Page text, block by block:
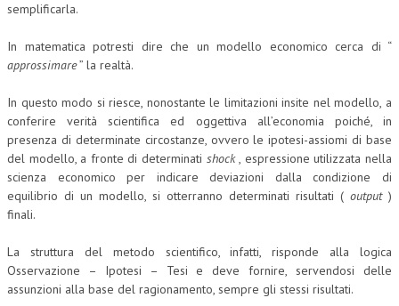
semplificarla.
In matematica potresti dire che un modello economico cerca di “
approssimare” la realtà.
In questo modo si riesce, nonostante le limitazioni insite nel modello, a
conferire verità scientifica ed oggettiva all’economia poiché, in
presenza di determinate circostanze, ovvero le ipotesi-assiomi di base
del modello, a fronte di determinati shock, espressione utilizzata nella
scienza economico per indicare deviazioni dalla condizione di
equilibrio di un modello, si otterranno determinati risultati ( output)
finali.
La struttura del metodo scientifico, infatti, risponde alla logica
Osservazione – Ipotesi – Tesi e deve fornire, servendosi delle
assunzioni alla base del ragionamento, sempre gli stessi risultati.